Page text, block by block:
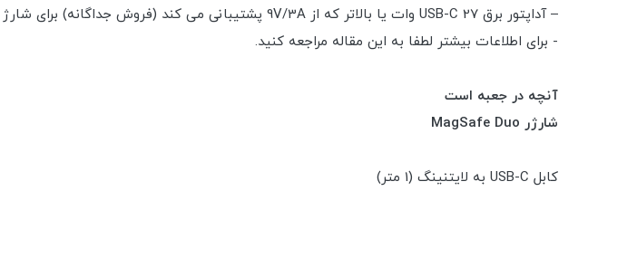
– آداپتور برق USB-C 27 وات یا بالاتر که از 9V/3A پشتیبانی می کند (فروش جداگانه) برای شارژ بی سیم سریعتر تا 14 وات
- برای اطلاعات بیشتر لطفا به این مقاله مراجعه کنید.
آنچه در جعبه است
شارژر MagSafe Duo
کابل USB-C به لایتنینگ (1 متر)